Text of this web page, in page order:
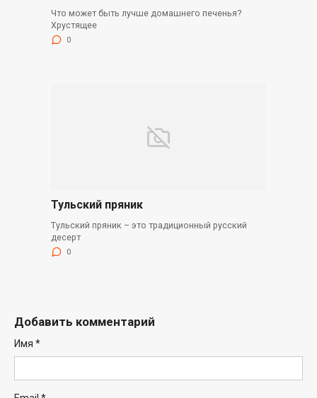
Что может быть лучше домашнего печенья?
Хрустящее
0
Тульский пряник
Тульский пряник – это традиционный русский
десерт
0
Добавить комментарий
Имя *